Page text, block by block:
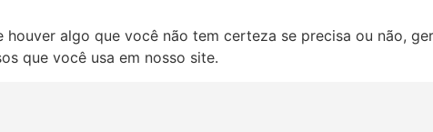
algo que você não tem certeza se precisa ou não,
que você usa em nosso site.